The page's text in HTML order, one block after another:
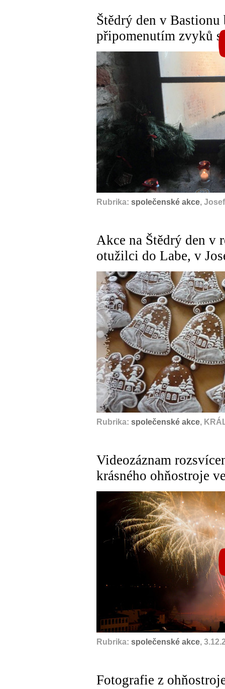
Štědrý den v
připomenutím zvyků
Rubrika: společenské akce,
Akce na Štědrý den v
otužilci do Labe, v
Rubrika: společenské akce,
Videozáznam
krásného ohňostroje
Rubrika: společenské akce,
Fotografie z